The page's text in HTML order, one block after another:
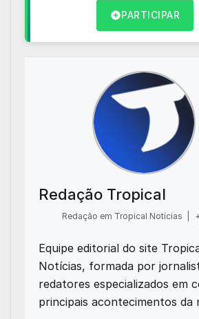
PARTICIPAR
Redação Tropical
Redação em Tropical Notícias
Equipe editorial do site
Notícias, formada por
redatores especializados em
principais acontecimentos da